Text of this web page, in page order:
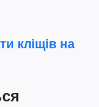
кліщів на